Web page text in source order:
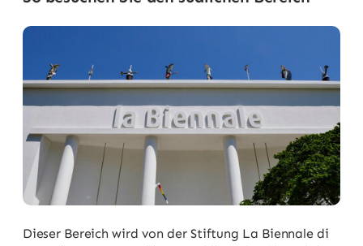
Dieser Bereich wird von der Stiftung La Biennale di